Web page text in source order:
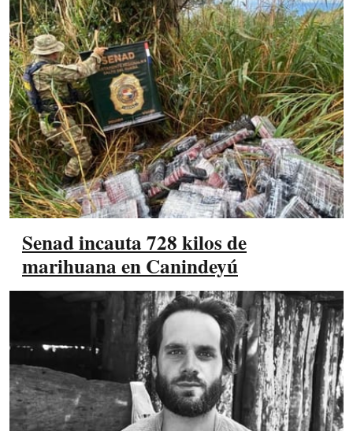
Senad incauta 728 kilos de
marihuana en Canindeyú